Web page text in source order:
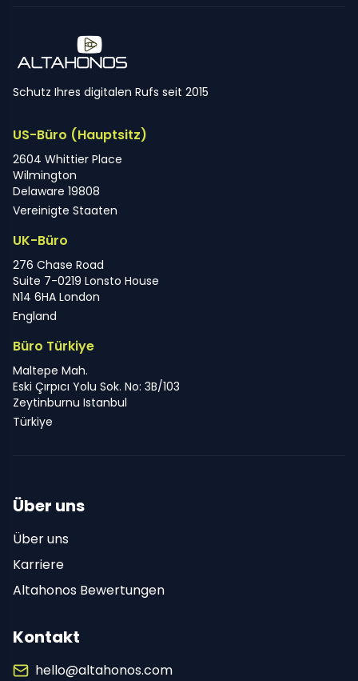
Schutz Ihres digitalen Rufs seit 2015
US-Büro (Hauptsitz)
2604 Whittier Place
Wilmington
Delaware 19808
Vereinigte Staaten
UK-Büro
276 Chase Road
Suite 7-0219 Lonsto House
N14 6HA London
England
Büro Türkiye
Maltepe Mah.
Eski Çırpıcı Yolu Sok. No: 3B/103
Zeytinburnu Istanbul
Türkiye
Über uns
Über uns
Karriere
Altahonos Bewertungen
Kontakt
hello@altahonos.com